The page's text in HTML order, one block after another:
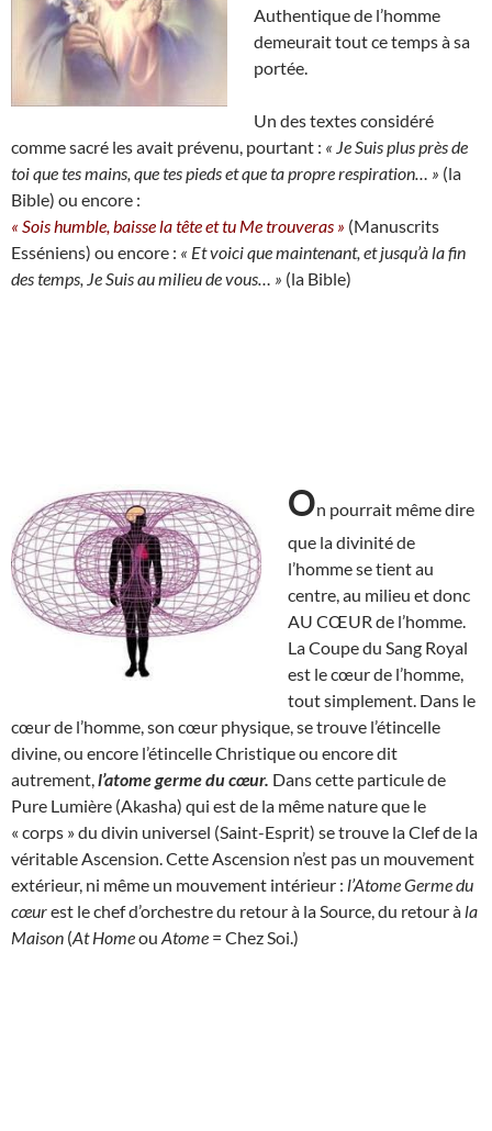
Authentique de l’homme
demeurait tout ce temps à sa
portée.
Un des textes considéré
comme sacré les avait prévenu, pourtant : « Je Suis plus près de
toi que tes mains, que tes pieds et que ta propre respiration… » (la
Bible) ou encore :
« Sois humble, baisse la tête et tu Me trouveras » (Manuscrits
Esséniens) ou encore : « Et voici que maintenant, et jusqu’à la fin
des temps, Je Suis au milieu de vous… » (la Bible)
On pourrait même dire
que la divinité de
l’homme se tient au
centre, au milieu et donc
AU CŒUR de l’homme.
La Coupe du Sang Royal
est le cœur de l’homme,
tout simplement. Dans le
cœur de l’homme, son cœur physique, se trouve l’étincelle
divine, ou encore l’étincelle Christique ou encore dit
autrement, l’atome germe du cœur. Dans cette particule de
Pure Lumière (Akasha) qui est de la même nature que le
« corps » du divin universel (Saint-Esprit) se trouve la Clef de la
véritable Ascension. Cette Ascension n’est pas un mouvement
extérieur, ni même un mouvement intérieur : l’Atome Germe du
cœurest le chef d’orchestre du retour à la Source, du retour à la
Maison (At Homeou Atome = Chez Soi.)